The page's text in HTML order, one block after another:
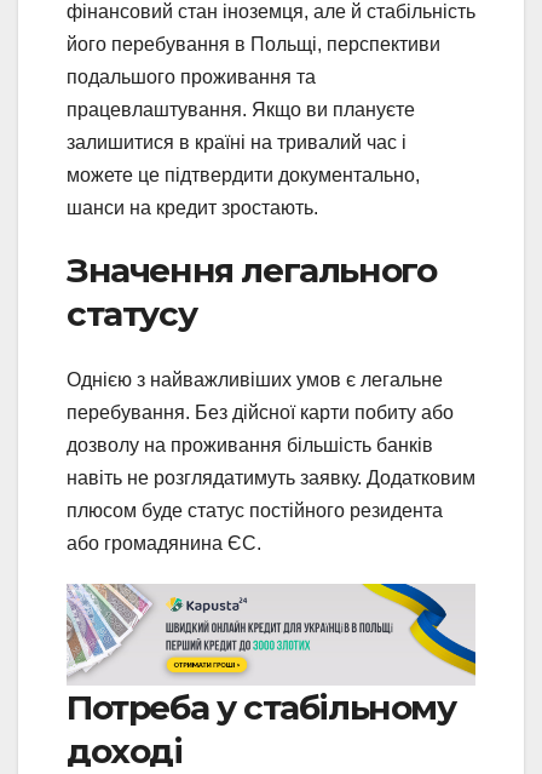
фінансовий стан іноземця, але й стабільність
його перебування в Польщі, перспективи
подальшого проживання та
працевлаштування. Якщо ви плануєте
залишитися в країні на тривалий час і
можете це підтвердити документально,
шанси на кредит зростають.
Значення легального
статусу
Однією з найважливіших умов є легальне
перебування. Без дійсної карти побиту або
дозволу на проживання більшість банків
навіть не розглядатимуть заявку. Додатковим
плюсом буде статус постійного резидента
або громадянина ЄС.
Потреба у стабільному
доході